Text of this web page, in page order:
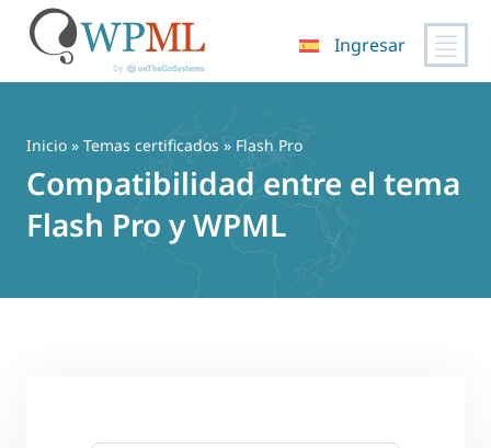
contenido
Ingresar
Inicio » Temas certificados » Flash Pro
Compatibilidad entre el tema
Flash Pro y WPML